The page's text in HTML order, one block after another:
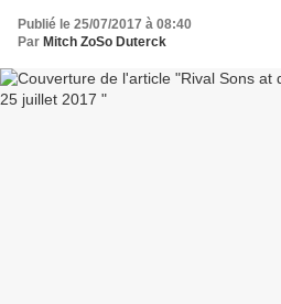
Publié le 25/07/2017 à 08:40
Par Mitch ZoSo Duterck